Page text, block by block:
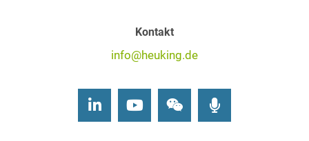
Kontakt
info@heuking.de
LinkedInYoutubeWechat